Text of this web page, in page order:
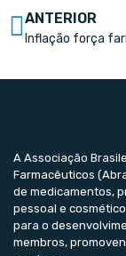
ANTERIOR
A Associação
Farmacêuticos
de medicamentos,
pessoal e
para o
membros,